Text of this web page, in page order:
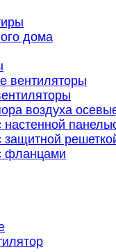
дома
вентиляторы
воздуха
фланцами